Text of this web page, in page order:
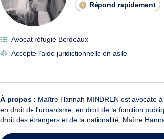
Répond rapidement
Avocat réfugié Bordeaux
Accepte l’aide juridictionnelle en asile
À propos : Maître Hannah MINDREN est avocate
en droit de l'urbanisme, en droit de la fonction
droit des étrangers et de la nationalité, Maître